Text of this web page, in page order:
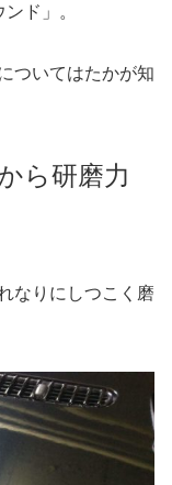
ド」。
ついてはたかが知
ら研磨力
なりにしつこく磨